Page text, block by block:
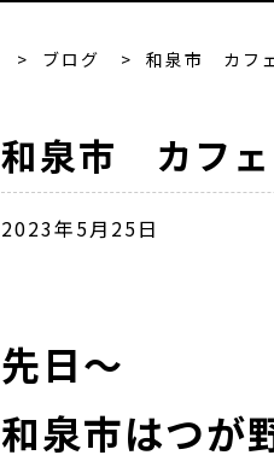
> ブログ > 和泉市 カフ
和泉市 カフ
2023年5月25日
先日～
和泉市はつが